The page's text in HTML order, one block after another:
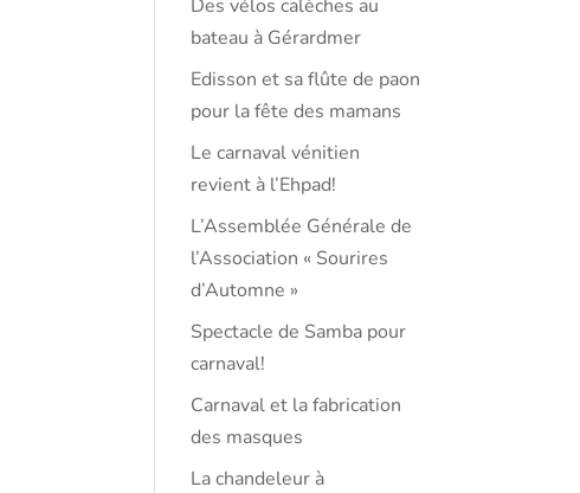
Des vélos calèches au
bateau à Gérardmer
Edisson et sa flûte de paon
pour la fête des mamans
Le carnaval vénitien
revient à l’Ehpad!
L’Assemblée Générale de
l’Association « Sourires
d’Automne »
Spectacle de Samba pour
carnaval!
Carnaval et la fabrication
des masques
La chandeleur à